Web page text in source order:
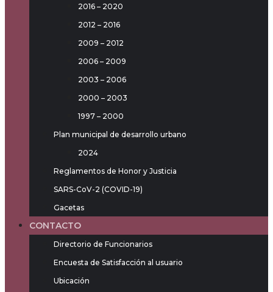
2016 – 2020
2012 – 2016
2009 – 2012
2006 – 2009
2003 – 2006
2000 – 2003
1997 – 2000
Plan municipal de desarrollo urbano
2024
Reglamentos de Honor y Justicia
SARS-CoV-2 (COVID-19)
Gacetas
CONTACTO
Directorio de Funcionarios
Encuesta de Satisfacción al usuario
Ubicación